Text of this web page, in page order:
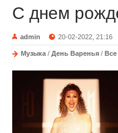
С днем
admin 20-02-2022, 21:16
Музыка / День Варенья / Все